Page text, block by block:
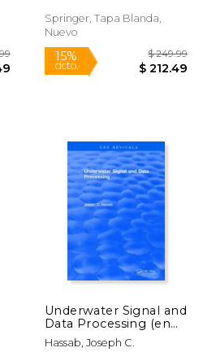
$ 109.99
$ 93.49
Springer, Tapa Blanda,
Nuevo
15%
dcto.
Underwater Signal and
Data Processing (en
Inglés)
Hassab, Joseph C.